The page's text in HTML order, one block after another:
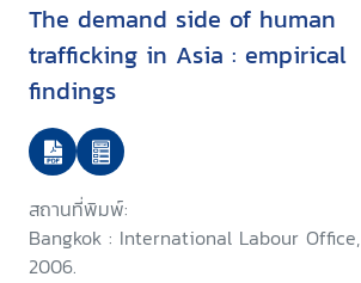
The demand side of human
trafficking in Asia : empirical
findings
สถานที่พิมพ์:
Bangkok : International Labour Office,
2006.